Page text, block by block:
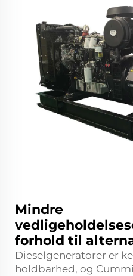
Mindre
forhold til
Dieselgeneratorer er
holdbarhed, og